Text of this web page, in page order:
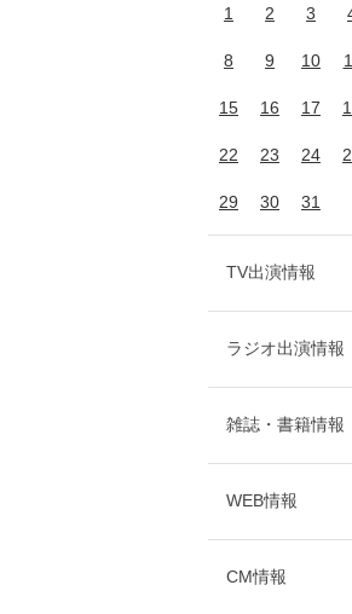
1 2 3
8 9 10
15 16 17
22 23 24
29 30 31
TV出演情報
ラジオ出演情報
雑誌・書籍情報
WEB情報
CM情報